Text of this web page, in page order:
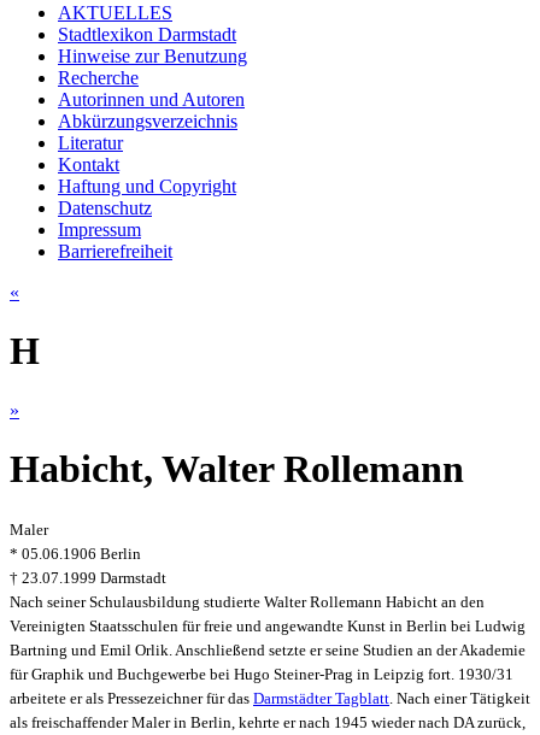
AKTUELLES
Stadtlexikon Darmstadt
Hinweise zur Benutzung
Recherche
Autorinnen und Autoren
Abkürzungsverzeichnis
Literatur
Kontakt
Haftung und Copyright
Datenschutz
Impressum
Barrierefreiheit
«
H
»
Habicht, Walter Rollemann
Maler
* 05.06.1906 Berlin
† 23.07.1999 Darmstadt
Nach seiner Schulausbildung studierte Walter Rollemann Habicht an den
Vereinigten Staatsschulen für freie und angewandte Kunst in Berlin bei Ludwig
Bartning und Emil Orlik. Anschließend setzte er seine Studien an der Akademie
für Graphik und Buchgewerbe bei Hugo Steiner-Prag in Leipzig fort. 1930/31
arbeitete er als Pressezeichner für das Darmstädter Tagblatt . Nach einer Tätigkeit
als freischaffender Maler in Berlin, kehrte er nach 1945 wieder nach DA zurück,